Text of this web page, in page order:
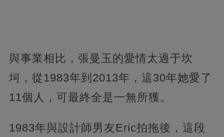
與事業相比，張曼玉的愛情太過于坎
坷，從1983年到2013年，這30年她愛了
11個人，可最終全是一無所獲。
1983年與設計師男友Eric拍拖後，這段